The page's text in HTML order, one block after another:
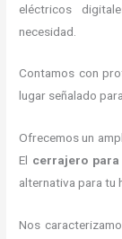
eléctricos
necesidad.
Contamos con
lugar señalado
Ofrecemos un
El cerrajero
alternativa para tu
Nos